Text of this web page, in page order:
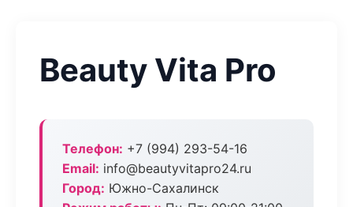
Beauty Vita Pro
Телефон: +7 (994) 293-54-16
Email: info@beautyvitapro24.ru
Город: Южно-Сахалинск